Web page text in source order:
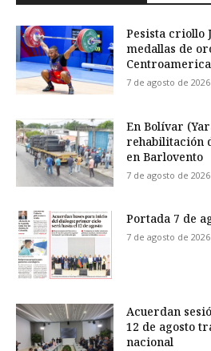
Pesista criollo
medallas de
7 de agosto de 2026
En Bolívar
rehabilitación
en Barlovento
7 de agosto de 2026
Portada 7 de
7 de agosto de 2026
Acuerdan
12 de agosto
nacional